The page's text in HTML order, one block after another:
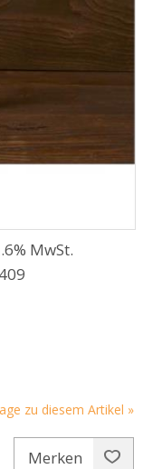
MwSt.
zu diesem Artikel »
Merken